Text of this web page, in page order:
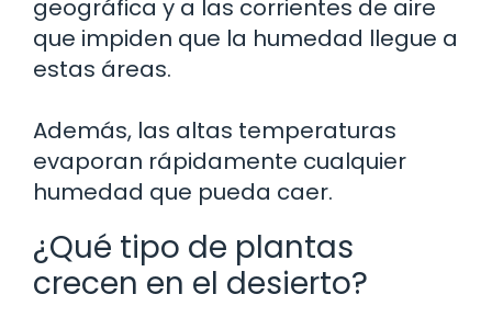
geográfica y a las corrientes de aire
que impiden que la humedad llegue a
estas áreas.
Además, las altas temperaturas
evaporan rápidamente cualquier
humedad que pueda caer.
¿Qué tipo de plantas
crecen en el desierto?